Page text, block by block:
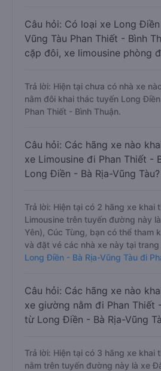
Câu hỏi: Có loại xe Long
Vũng Tàu Phan Thiết - Bình
cặp đôi, xe limousine phòng
Trả lời: Hiện tại chưa có nhà xe
nằm đôi khai thác tuyến Long
Phan Thiết - Bình Thuận.
Câu hỏi: Các hãng xe nào
xe Limousine đi Phan Thiết -
Long Điền - Bà Rịa-Vũng Tàu?
Trả lời: Hiện tại có 2 hãng xe khai
Limousine trên tuyến đường này
Yên), Cúc Tùng, bạn có thể tham
và đặt vé các nhà xe này tại trang
Long Điền - Bà Rịa-Vũng Tàu đi
Câu hỏi: Các hãng xe nào
xe giường nằm đi Phan Thiết
từ Long Điền - Bà Rịa-Vũng
Trả lời: Hiện tại có 3 hãng xe khai
nằm trên tuyến đường này là xe